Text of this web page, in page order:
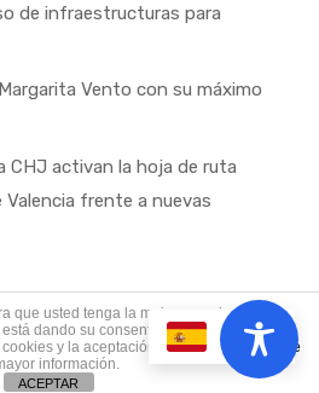
de infraestructuras para
Vento con su máximo
activan la hoja de ruta
Valencia frente a nuevas
© Copyright 2025
que usted tenga la mejor experiencia de
dando su consentimiento para la
y la aceptación de nuestra
política de
información.
ACEPTAR
ES